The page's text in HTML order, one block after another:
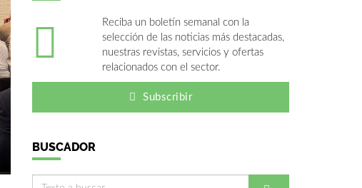
Reciba un boletín semanal con la
selección de las noticias más destacadas,
nuestras revistas, servicios y ofertas
relacionados con el sector.
Subscribir
BUSCADOR